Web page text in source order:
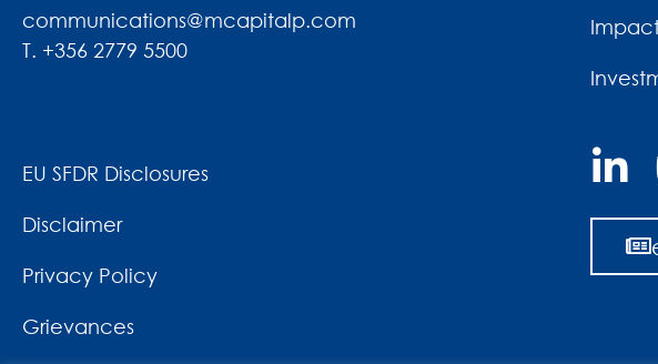
communications@mcapitalp.com
T. +356 2779 5500
EU SFDR Disclosures
Disclaimer
Privacy Policy
Grievances